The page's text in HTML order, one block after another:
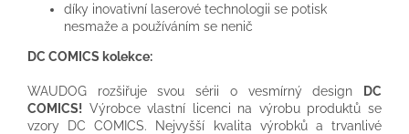
díky inovativní laserové technologii se potisk
nesmaže a používáním se nenič
DC COMICS kolekce:
WAUDOG rozšiřuje svou sérii o vesmírný design
DC
COMICS! Výrobce vlastní licenci na výrobu produktů se
vzory DC COMICS. Nejvyšší kvalita výrobků a trvanlivé